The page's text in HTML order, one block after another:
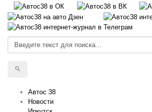
Автос 38
Новости